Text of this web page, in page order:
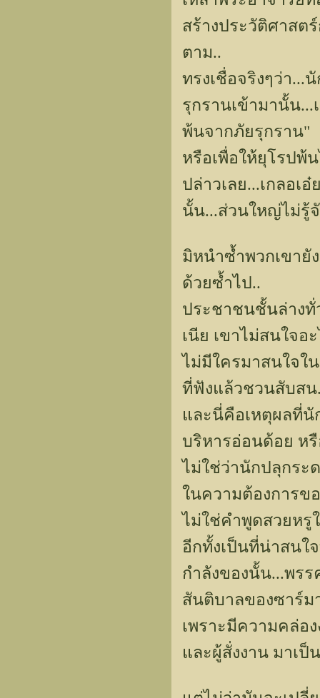
สร้างประวัติศาสต
ตาม..
ทรงเชื่อจริงๆว่า...
รุกรานเข้ามานั้น...
พ้นจากภัยรุกราน"
หรือเพื่อให้ยุโรปพ้
ปล่าวเลย...เกลอเ
นั้น...ส่วนใหญ่ไม่รู้
มิหนำซ้ำพวกเขายั
ด้วยซ้ำไป..
ประชาชนชั้นล่างทั่
เนีย เขาไม่สนใจ
ไม่มีใครมาสนใจใ
ที่ฟังแล้วชวนสับสน
และนี่คือเหตุผลที่นั
บริหารอ่อนด้อย หรื
ไม่ใช่ว่านักปลุกระ
ในความต้องการข
ไม่ใช่คำพูดสวยหรู
อีกทั้งเป็นที่น่าสนใ
กำลังของนั้น...พร
สันติบาลของซาร์ม
เพราะมีความคล่อ
และผู้สั่งงาน มาเ